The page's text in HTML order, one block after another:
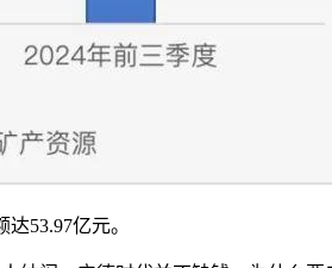
53.97亿元。